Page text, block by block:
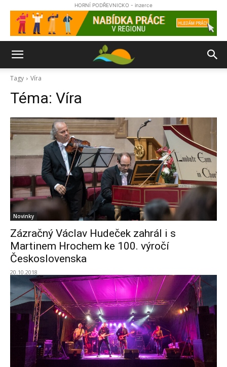
HORNÍ PODŘEVNICKO - inzerce
Tagy Víra
Téma: Víra
Novinky
Zázračný Václav Hudeček zahrál i s
Martinem Hrochem ke 100. výročí
Československa
20.10.2018